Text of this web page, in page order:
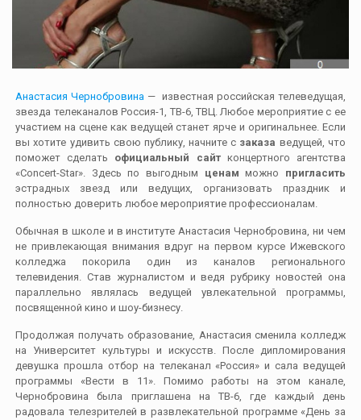
Анастасия Чернобровина — известная российская телеведущая,
звезда телеканалов Россия-1, ТВ-6, ТВЦ. Любое мероприятие с ее
участием на сцене как ведущей станет ярче и оригинальнее. Если
вы хотите удивить свою публику, начните с заказа ведущей, что
поможет сделать официальный сайтконцертного агентства
«Concert-Star». Здесь по выгодным ценам можно пригласить
эстрадных звезд или ведущих, организовать праздник и
полностью доверить любое мероприятие профессионалам.
Обычная в школе и в институте Анастасия Чернобровина, ни чем
не привлекающая внимания вдруг на первом курсе Ижевского
колледжа покорила один из каналов регионального
телевидения. Став журналистом и ведя рубрику новостей она
параллельно являлась ведущей увлекательной программы,
посвященной кино и шоу-бизнесу.
Продолжая получать образование, Анастасия сменила колледж
на Университет культуры и искусств. После дипломирования
девушка прошла отбор на телеканал «Россия» и сала ведущей
программы «Вести в 11». Помимо работы на этом канале,
Чернобровина была приглашена на ТВ-6, где каждый день
радовала телезрителей в развлекательной программе «День за